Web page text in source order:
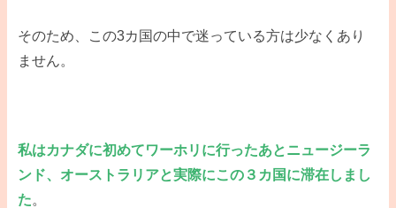
そのため、この3カ国の中で迷っている方は少なくあり
ません。
私はカナダに初めてワーホリに行ったあとニュージーラ
ンド、オーストラリアと実際にこの３カ国に滞在しまし
た。